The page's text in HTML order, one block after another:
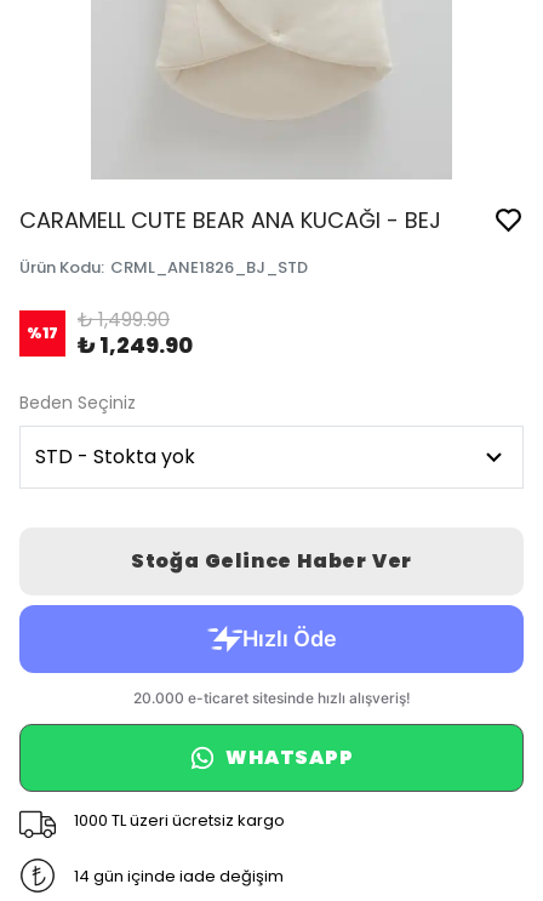
CARAMELL CUTE BEAR ANA KUCAĞI - BEJ
Ürün Kodu: CRML_ANE1826_BJ_STD
%17 ₺ 1,499.90
₺ 1,249.90
Beden Seçiniz
Stoğa Gelince Haber Ver
WHATSAPP
1000 TL üzeri ücretsiz kargo
14 gün içinde iade değişim